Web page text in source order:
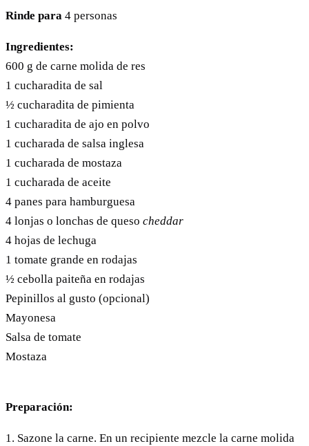
Rinde para 4 personas
Ingredientes:
600 g de carne molida de res
1 cucharadita de sal
½ cucharadita de pimienta
1 cucharadita de ajo en polvo
1 cucharada de salsa inglesa
1 cucharada de mostaza
1 cucharada de aceite
4 panes para hamburguesa
4 lonjas o lonchas de queso cheddar
4 hojas de lechuga
1 tomate grande en rodajas
½ cebolla paiteña en rodajas
Pepinillos al gusto (opcional)
Mayonesa
Salsa de tomate
Mostaza
Preparación:
1. Sazone la carne. En un recipiente mezcle la carne molida